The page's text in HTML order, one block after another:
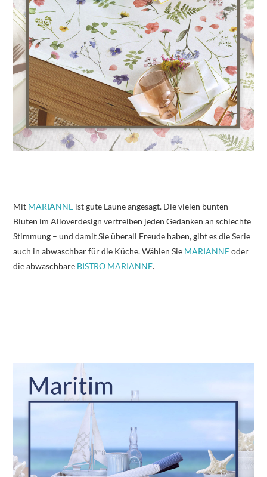
Mit MARIANNE ist gute Laune angesagt. Die vielen bunten
Blüten im Alloverdesign vertreiben jeden Gedanken an schlechte
Stimmung – und damit Sie überall Freude haben, gibt es die Serie
auch in abwaschbar für die Küche. Wählen Sie MARIANNEoder
die abwaschbare BISTRO MARIANNE.